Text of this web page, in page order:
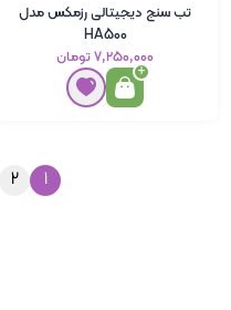
تب سنج دیجیتالی رزمکس مدل
HA500
۷٬۲۵۰٬۰۰۰ تومان
1
2